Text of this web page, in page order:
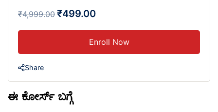
ಈ ಕೋರ್ಸ್ ಬಗ್ಗೆ
₹4,999.00 ₹499.00
Enroll Now
Share